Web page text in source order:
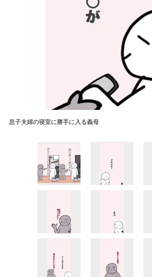
息子夫婦の寝室に勝手に入る義母